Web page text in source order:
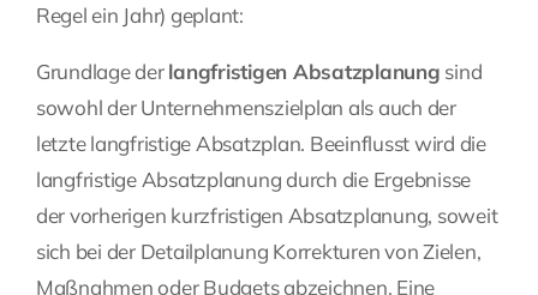
Regel ein Jahr) geplant:
Grundlage derlangfristigen Absatzplanung sind
sowohl der Unternehmenszielplan als auch der
letzte langfristige Absatzplan. Beeinflusst wird die
langfristige Absatzplanung durch die Ergebnisse
der vorherigen kurzfristigen Absatzplanung, soweit
sich bei der Detailplanung Korrekturen von Zielen,
Maßnahmen oder Budgets abzeichnen. Eine